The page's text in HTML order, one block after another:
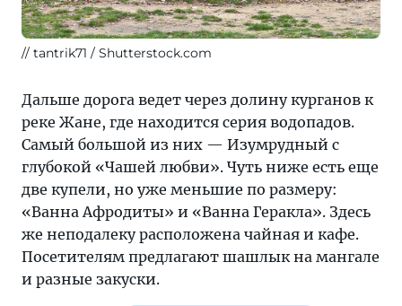
tantrik71 / Shutterstock.com
Дальше дорога ведет через долину курганов к
реке Жане, где находится серия водопадов.
Самый большой из них — Изумрудный с
глубокой «Чашей любви». Чуть ниже есть еще
две купели, но уже меньшие по размеру:
«Ванна Афродиты» и «Ванна Геракла». Здесь
же неподалеку расположена чайная и кафе.
Посетителям предлагают шашлык на мангале
и разные закуски.